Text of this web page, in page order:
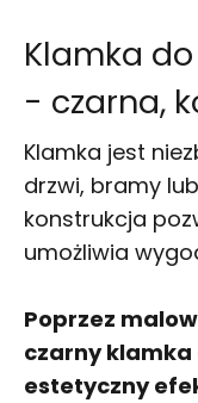
Klamka
- czarna,
Klamka jest
drzwi, bramy
konstrukcja
umożliwia
Poprzez
czarny klamka
estetyczny